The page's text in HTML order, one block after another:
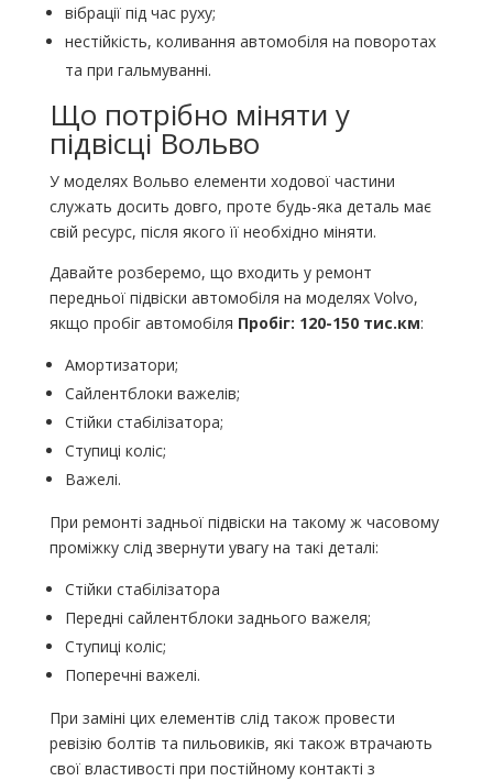
вібрації під час руху;
нестійкість, коливання автомобіля на поворотах
та при гальмуванні.
Що потрібно міняти у
підвісці Вольво
У моделях Вольво елементи ходової частини
служать досить довго, проте будь-яка деталь має
свій ресурс, після якого її необхідно міняти.
Давайте розберемо, що входить у ремонт
передньої підвіски автомобіля на моделях Volvo,
якщо пробіг автомобіля Пробіг: 120-150 тис.км:
Амортизатори;
Сайлентблоки важелів;
Стійки стабілізатора;
Ступиці коліс;
Важелі.
При ремонті задньої підвіски на такому ж часовому
проміжку слід звернути увагу на такі деталі:
Стійки стабілізатора
Передні сайлентблоки заднього важеля;
Ступиці коліс;
Поперечні важелі.
При заміні цих елементів слід також провести
ревізію болтів та пильовиків, які також втрачають
свої властивості при постійному контакті з